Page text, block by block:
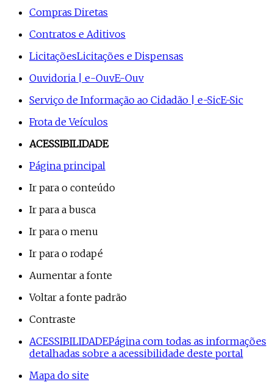
Compras Diretas
Contratos e Aditivos
LicitaçõesLicitações e Dispensas
Ouvidoria | e-OuvE-Ouv
Serviço de Informação ao Cidadão | e-SicE-Sic
Frota de Veículos
ACESSIBILIDADE
Página principal
Ir para o conteúdo
Ir para a busca
Ir para o menu
Ir para o rodapé
Aumentar a fonte
Voltar a fonte padrão
Contraste
ACESSIBILIDADEPágina com todas as informações
detalhadas sobre a acessibilidade deste portal
Mapa do site